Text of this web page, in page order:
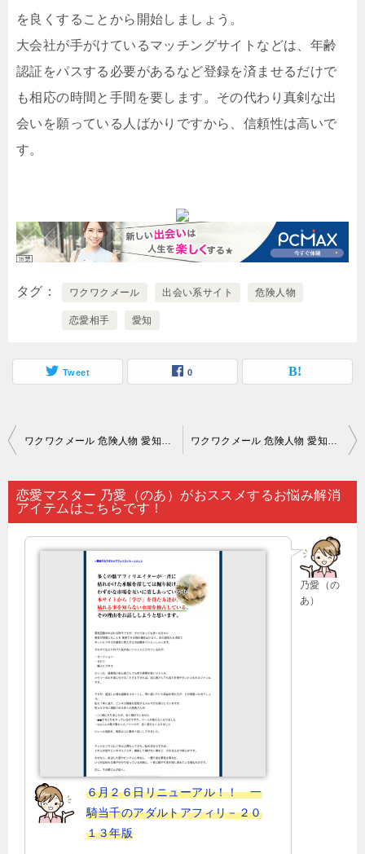
を良くすることから開始しましょう。
大会社が手がけているマッチングサイトなどは、年齢
認証をパスする必要があるなど登録を済ませるだけで
も相応の時間と手間を要します。その代わり真剣な出
会いを願っている人ばかりですから、信頼性は高いで
す。
タグ ワクワクメール 出会い系サイト 危険人物
恋愛相手 愛知
Tweet 0
投
ナ
ビ
ワクワクメール 危険人物 愛知｜未来の展望を占いでみることで…。 ワクワクメール 危険人物 愛知｜「身の回りに出会いがない」とため息をついていても…。
恋愛マスター 乃愛（のあ）がおススメするお悩み解消
アイテムはこちらです！
乃愛（の
あ）
６月２６日リニューアル！！ 一
騎当千のアダルトアフィリ－２０
１３年版